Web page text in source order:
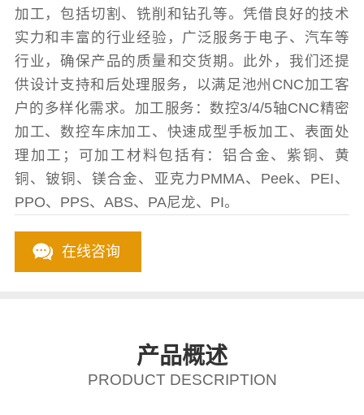
加工，包括切割、铣削和钻孔等。凭借良好的技术
实力和丰富的行业经验，广泛服务于电子、汽车等
行业，确保产品的质量和交货期。此外，我们还提
供设计支持和后处理服务，以满足池州CNC加工客
户的多样化需求。加工服务：数控3/4/5轴CNC精密
加工、数控车床加工、快速成型手板加工、表面处
理加工；可加工材料包括有：铝合金、紫铜、黄
铜、铍铜、镁合金、亚克力PMMA、Peek、PEI、
PPO、PPS、ABS、PA尼龙、PI。
在线咨询
产品概述
PRODUCT DESCRIPTION